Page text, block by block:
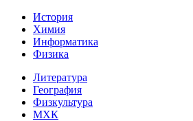
История
Химия
Информатика
Физика
Литература
География
Физкультура
МХК